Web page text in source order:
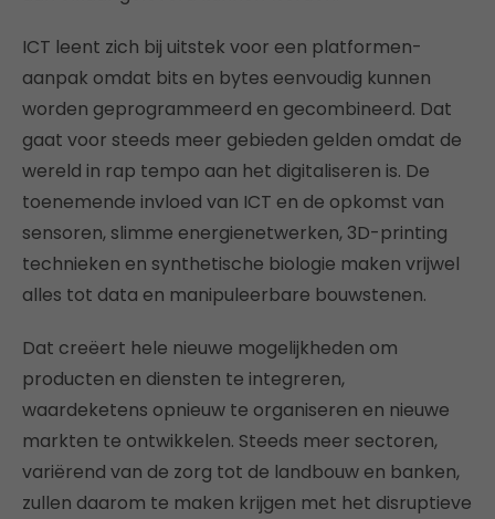
ICT leent zich bij uitstek voor een platformen-
aanpak omdat bits en bytes eenvoudig kunnen
worden geprogrammeerd en gecombineerd. Dat
gaat voor steeds meer gebieden gelden omdat de
wereld in rap tempo aan het digitaliseren is. De
toenemende invloed van ICT en de opkomst van
sensoren, slimme energienetwerken, 3D-printing
technieken en synthetische biologie maken vrijwel
alles tot data en manipuleerbare bouwstenen.
Dat creëert hele nieuwe mogelijkheden om
producten en diensten te integreren,
waardeketens opnieuw te organiseren en nieuwe
markten te ontwikkelen. Steeds meer sectoren,
variërend van de zorg tot de landbouw en banken,
zullen daarom te maken krijgen met het disruptieve